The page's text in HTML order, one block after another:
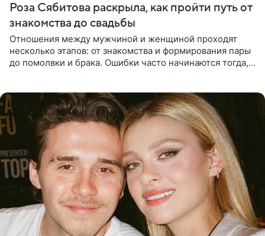
Роза Сябитова раскрыла, как пройти путь от
знакомства до свадьбы
Отношения между мужчиной и женщиной проходят
несколько этапов: от знакомства и формирования пары
до помолвки и брака. Ошибки часто начинаются тогда,